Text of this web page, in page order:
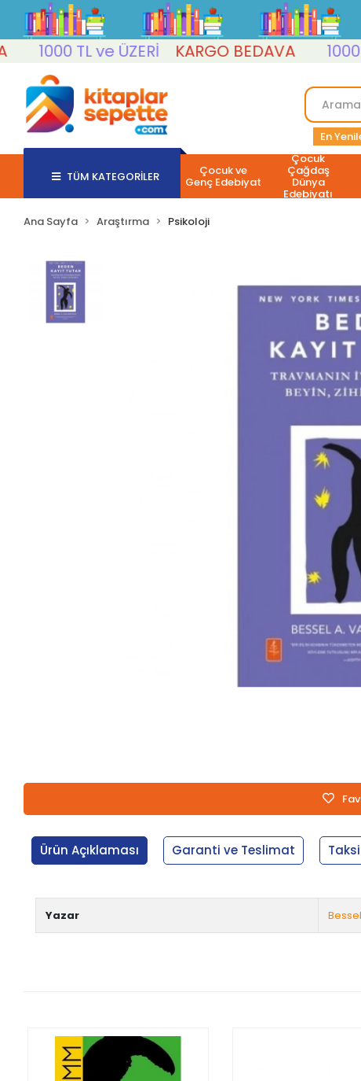
1000 TL ve ÜZERİ
KARGO BEDAVA 1000 TL
En
TÜM KATEGORİLER Çocuk ve
Genç Edebiyat
Çocuk
Çağdaş
Dünya
Edebiyatı
Ana Sayfa Araştırma Psikoloji
Ürün Açıklaması Garanti ve Teslimat
Yazar